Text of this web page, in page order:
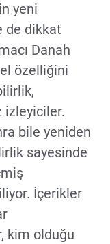
yeni
de dikkat
Danah
özelliğini
izleyiciler.
bile yeniden
sayesinde
İçerikler
kim olduğu